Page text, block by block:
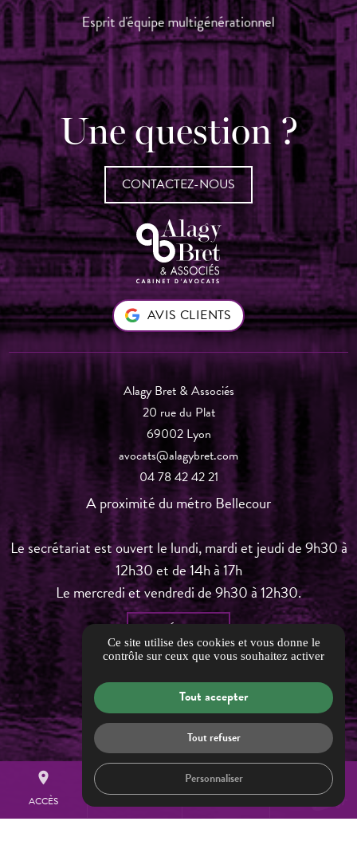
place
ACCÈS
mail
Esprit d'équipe multigénérationnel
Une question ?
CONTACTEZ-NOUS
AVIS CLIENTS
Alagy Bret & Associés
20 rue du Plat
69002 Lyon
avocats@alagybret.com
04 78 42 42 21
A proximité du métro Bellecour
Le secrétariat est ouvert le lundi, mardi et jeudi de 9h30 à
12h30 et de 14h à 17h
Le mercredi et vendredi de 9h30 à 12h30.
ITINÉRAIRE
Informations complémentaires
Mentions légales
Politique de confidentialité
Barème d'honoraires
Gestion des cookies
Ce site utilise des cookies et vous donne le
contrôle sur ceux que vous souhaitez activer
Tout accepter
Tout refuser
Personnaliser